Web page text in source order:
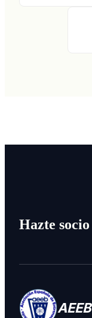
Hazte socio
AEEB